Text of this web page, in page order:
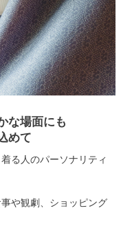
な場面にも
めて
る人のパーソナリティ
や観劇、ショッピング